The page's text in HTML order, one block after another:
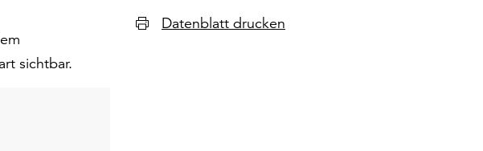
sichtbar.
Datenblatt drucken